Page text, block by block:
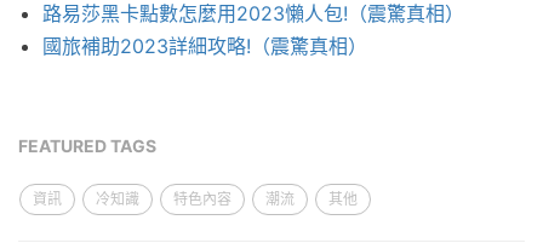
路易莎黑卡點數怎麼用2023懶人包!（震驚真相）
國旅補助2023詳細攻略!（震驚真相）
FEATURED TAGS
資訊 冷知識 特色內容 潮流 其他